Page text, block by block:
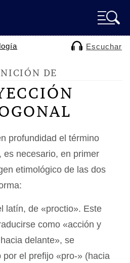
Escuchar
DE
profundidad el término
es necesario, en primer
etimológico de las dos
latín, de «proctio». Este
como «acción y
delante», se
el prefijo «pro-» (hacia